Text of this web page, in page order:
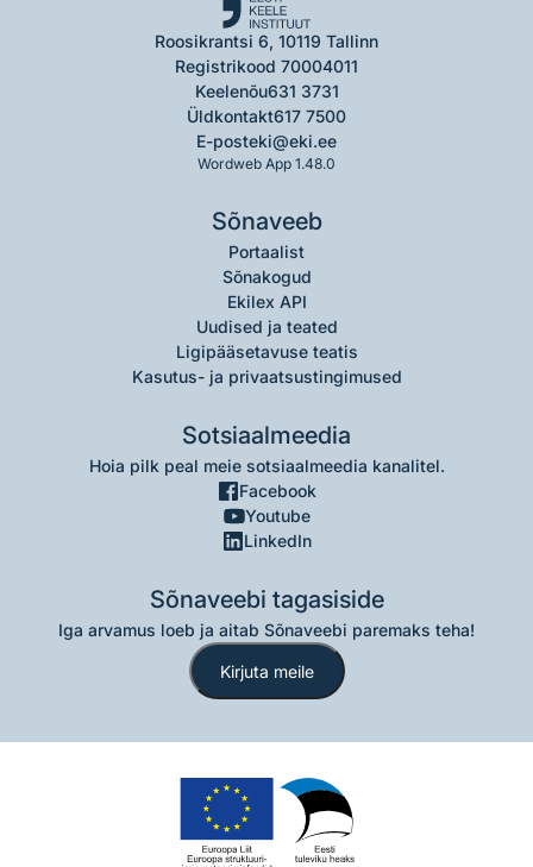
Roosikrantsi 6, 10119 Tallinn
Registrikood 70004011
Keelenõu631 3731
Üldkontakt617 7500
E-posteki@eki.ee
Wordweb App 1.48.0
Sõnaveeb
Portaalist
Sõnakogud
Ekilex API
Uudised ja teated
Ligipääsetavuse teatis
Kasutus- ja privaatsustingimused
Sotsiaalmeedia
Hoia pilk peal meie sotsiaalmeedia kanalitel.
Facebook
Youtube
LinkedIn
Sõnaveebi tagasiside
Iga arvamus loeb ja aitab Sõnaveebi paremaks teha!
Kirjuta meile